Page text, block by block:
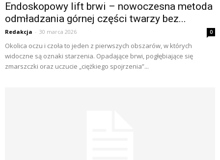
Endoskopowy lift brwi – nowoczesna metoda
odmładzania górnej części twarzy bez...
Redakcja - 30 marca 2026 0
Okolica oczu i czoła to jeden z pierwszych obszarów, w których
widoczne są oznaki starzenia. Opadające brwi, pogłębiające się
zmarszczki oraz uczucie „ciężkiego spojrzenia”...